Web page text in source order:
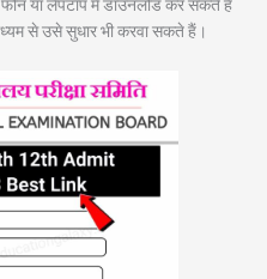
फोन या लैपटॉप में डाउनलोड कर सकते हैं
से उसे सुधार भी करवा सकते हैं।